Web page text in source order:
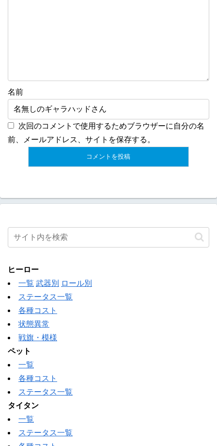
名前
次回のコメントで使用するためブラウザーに自分の名
前、メールアドレス、サイトを保存する。
ヒーロー
一覧 武器別
ロール別
ステータス一覧
各種コスト
状態異常
戦旗・模様
ペット
一覧
各種コスト
ステータス一覧
タイタン
一覧
ステータス一覧